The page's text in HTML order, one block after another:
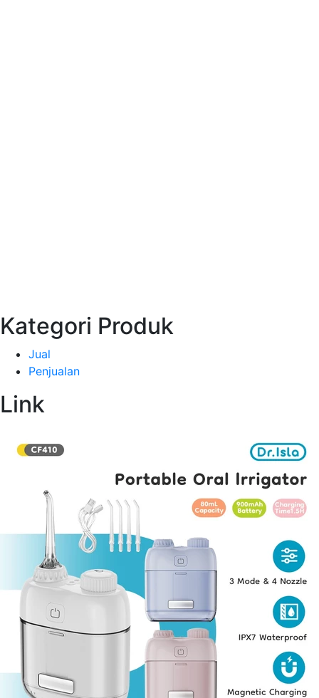
Kategori Produk
Jual
Penjualan
Link